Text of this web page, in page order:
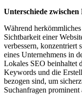
Unterschiede
Während
Sichtbarkeit einer
verbessern, konzentriert
eines Unternehmens in
Lokales SEO beinhaltet
Keywords und die
bezogen sind, um
Suchanfragen